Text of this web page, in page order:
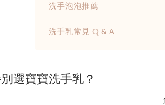
洗手泡泡推薦
洗手乳常見 Q & A
選寶寶洗手乳？